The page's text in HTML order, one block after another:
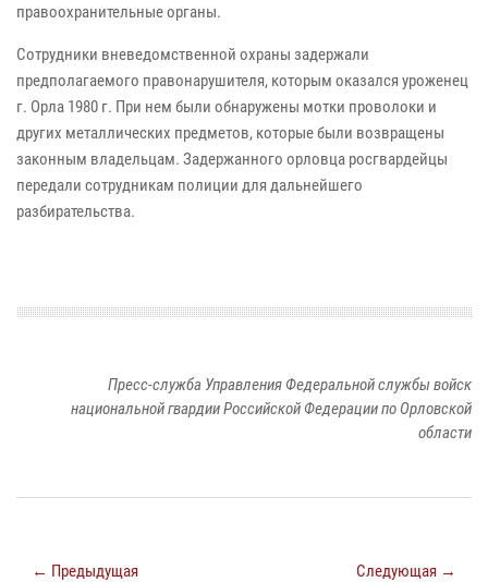
правоохранительные органы.
Сотрудники вневедомственной охраны задержали
предполагаемого правонарушителя, которым оказался уроженец
г. Орла 1980 г. При нем были обнаружены мотки проволоки и
других металлических предметов, которые были возвращены
законным владельцам. Задержанного орловца росгвардейцы
передали сотрудникам полиции для дальнейшего
разбирательства.
Пресс-служба Управления Федеральной службы войск
национальной гвардии Российской Федерации по Орловской
области
← Предыдущая Следующая →